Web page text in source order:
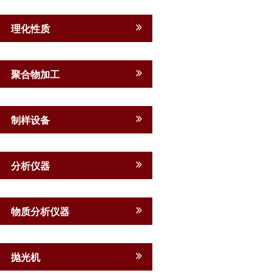
理化性质
聚合物加工
制样设备
分析仪器
物质分析仪器
抛光机